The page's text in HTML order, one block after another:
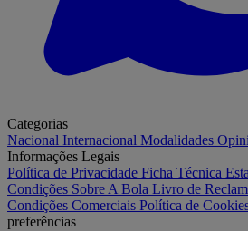
Categorias
Nacional Internacional Modalidades
Informações Legais
Política de Privacidade Ficha Técnica
Condições Sobre A Bola Livro de
Condições Comerciais Política de
preferências